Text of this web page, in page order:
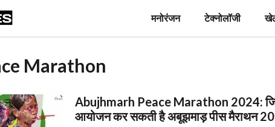
मनोरंजन टेक्नोलॉजी
Marathon
Abujhmarh Peace Marathon 2024:
आयोजन कर सकती है अबूझमाड़ पीस मैराथन